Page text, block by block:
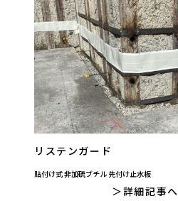
リステンガード
貼付け式 非加硫ブチル 先付け止水板
詳細記事へ